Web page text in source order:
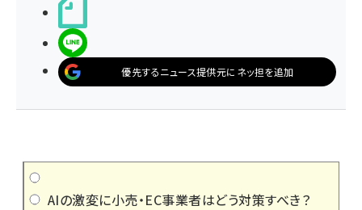
優先するニュース提供元にネッ担を追加
AIの激変に小売・EC事業者はどう対策すべき？